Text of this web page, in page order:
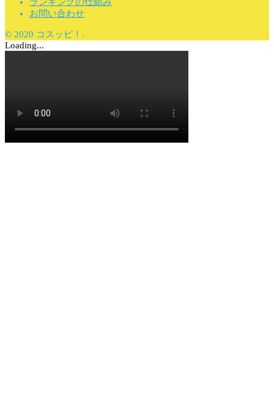
ランキングの仕組み
お問い合わせ
© 2020 コスッピ！.
Loading...